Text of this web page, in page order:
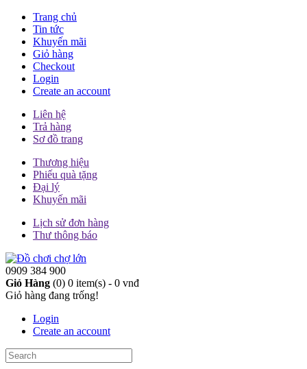
Trang chủ
Tin tức
Khuyến mãi
Giỏ hàng
Checkout
Login
Create an account
Liên hệ
Trả hàng
Sơ đồ trang
Thương hiệu
Phiếu quà tặng
Đại lý
Khuyến mãi
Lịch sử đơn hàng
Thư thông báo
0909 384 900
Giỏ Hàng (0) 0 item(s) - 0 vnđ
Giỏ hàng đang trống!
Login
Create an account